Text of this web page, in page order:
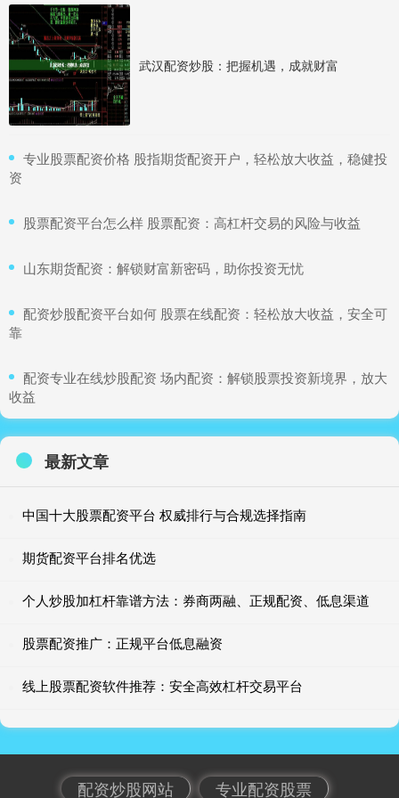
武汉配资炒股：把握机遇，成就财富
​专业股票配资价格 股指期货配资开户，轻松放大收益，稳健投
资
​股票配资平台怎么样 股票配资：高杠杆交易的风险与收益
​山东期货配资：解锁财富新密码，助你投资无忧
​配资炒股配资平台如何 股票在线配资：轻松放大收益，安全可
靠
​配资专业在线炒股配资 场内配资：解锁股票投资新境界，放大
收益
最新文章
中国十大股票配资平台 权威排行与合规选择指南
期货配资平台排名优选
个人炒股加杠杆靠谱方法：券商两融、正规配资、低息渠道
股票配资推广：正规平台低息融资
线上股票配资软件推荐：安全高效杠杆交易平台
配资炒股网站 专业配资股票